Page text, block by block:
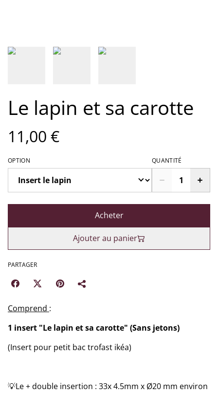
Le lapin et sa carotte
11,00 €
OPTION QUANTITÉ
Acheter
Ajouter au panier
PARTAGER
Comprend :
1 insert "Le lapin et sa carotte" (Sans jetons)
(Insert pour petit bac trofast ikéa)
💡Le + double insertion : 33x 4.5mm x Ø20 mm environ